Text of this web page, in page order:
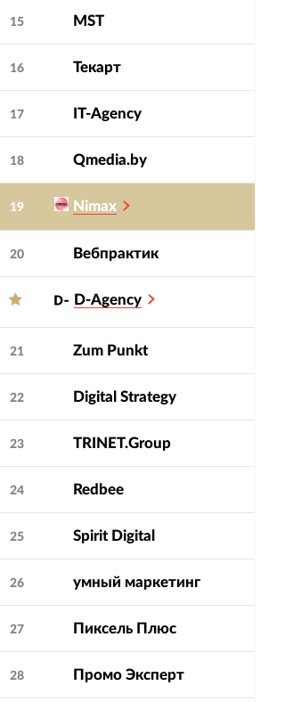
15 MST
16 Текарт
17 IT-Agency
18 Qmedia.by
19 Nimax
20 Вебпрактик
D-Agency
21 Zum Punkt
22 Digital Strategy
23 TRINET.Group
24 Redbee
25 Spirit Digital
26 умный маркетинг
27 Пиксель Плюс
28 Промо Эксперт